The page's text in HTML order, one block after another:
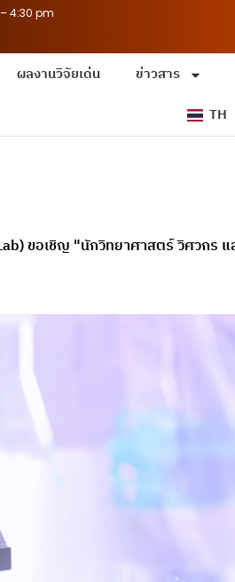
4:30 pm
ผลงานวิจัยเด่น ข่าวสาร
TH
ขอเชิญ "นักวิทยาศาสตร์ วิศวกร